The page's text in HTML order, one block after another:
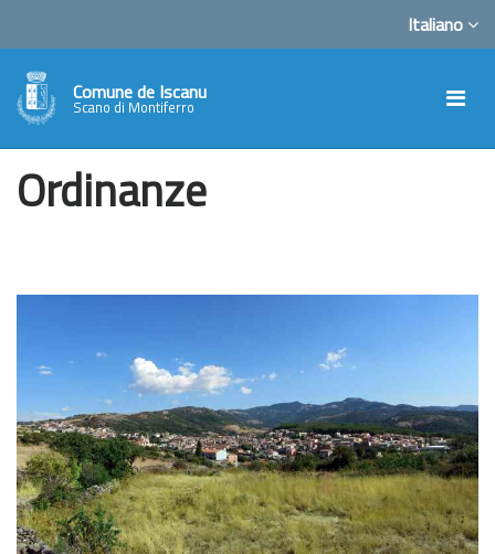
Italiano
Comune de Iscanu
Scano di Montiferro
Ordinanze